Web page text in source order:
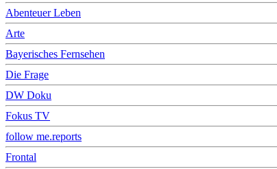
Abenteuer Leben
Arte
Bayerisches Fernsehen
Die Frage
DW Doku
Fokus TV
follow me.reports
Frontal